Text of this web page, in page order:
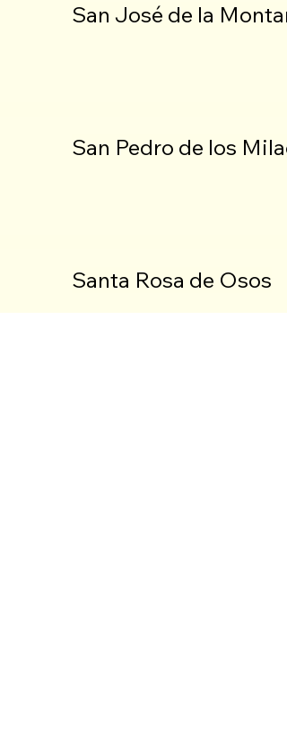
San José de la
San Pedro de los
Santa Rosa de Osos